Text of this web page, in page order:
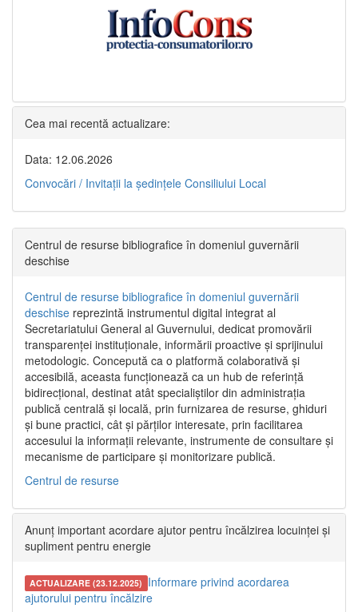
Cea mai recentă actualizare:
Data: 12.06.2026
Convocări / Invitaţii la şedinţele Consiliului Local
Centrul de resurse bibliografice în domeniul guvernării
deschise
Centrul de resurse bibliografice în domeniul guvernării
deschise reprezintă instrumentul digital integrat al
Secretariatului General al Guvernului, dedicat promovării
transparenței instituționale, informării proactive și sprijinului
metodologic. Concepută ca o platformă colaborativă și
accesibilă, aceasta funcționează ca un hub de referință
bidirecțional, destinat atât specialiștilor din administrația
publică centrală și locală, prin furnizarea de resurse, ghiduri
și bune practici, cât și părților interesate, prin facilitarea
accesului la informații relevante, instrumente de consultare și
mecanisme de participare și monitorizare publică.
Centrul de resurse
Anunț important acordare ajutor pentru încălzirea locuinței și
supliment pentru energie
ACTUALIZARE (23.12.2025) Informare privind acordarea
ajutorului pentru încălzire